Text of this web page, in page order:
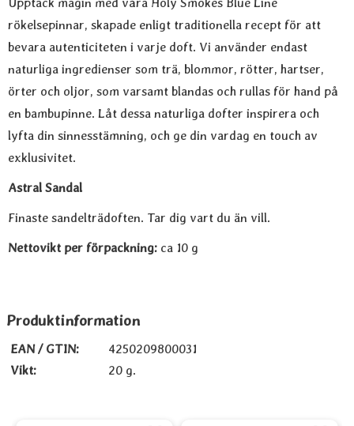
rökelsepinnar, skapade enligt traditionella recept för att
bevara autenticiteten i varje doft. Vi använder endast
naturliga ingredienser som trä, blommor, rötter, hartser,
örter och oljor, som varsamt blandas och rullas för hand på
en bambupinne. Låt dessa naturliga dofter inspirera och
lyfta din sinnesstämning, och ge din vardag en touch av
exklusivitet.
Astral Sandal
Finaste sandelträdoften. Tar dig vart du än vill.
Nettovikt per förpackning: ca 10 g
Produktinformation
EAN / GTIN:
4250209800031
Vikt:
20 g.